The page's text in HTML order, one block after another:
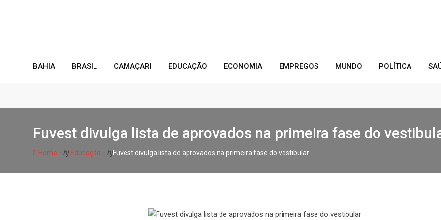
BAHIA BRASIL CAMAÇARI EDUCAÇÃO ECONOMIA EMPREGOS MUNDO POLÍTICA
Fuvest divulga lista de aprovados na primeira fase do
Home - hjEducação - hjFuvest divulga lista de aprovados na primeira fase do vestibular